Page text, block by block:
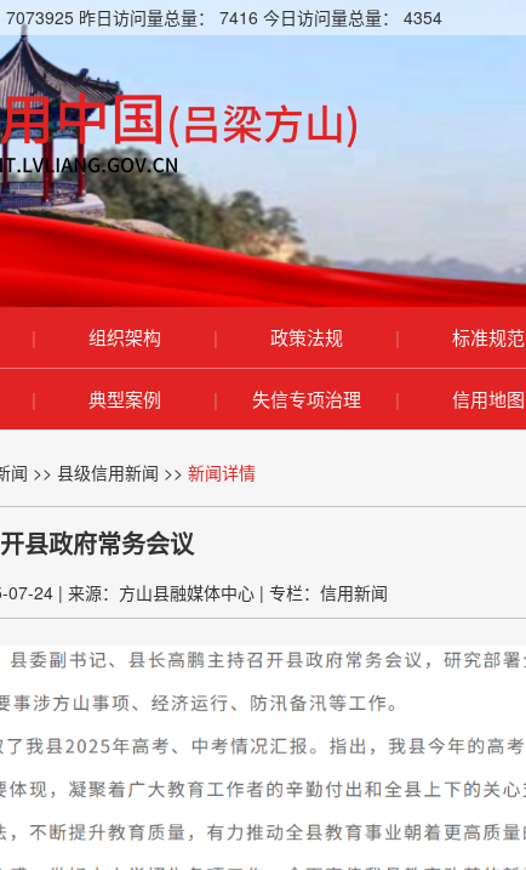
7073925 昨日访问量总量： 7416 今日访问量总量： 4354
| 组织架构 | 政策法规 | 标准规范
| 典型案例 | 失信专项治理 | 信用地图
闻 >> 县级信用新闻 >> 新闻详情
县政府常务会议
07-24 | 来源：方山县融媒体中心 | 专栏：信用新闻